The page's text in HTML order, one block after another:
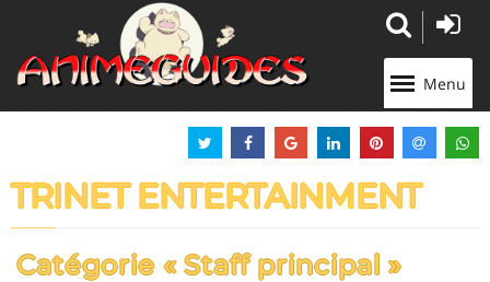
Menu
TRINET ENTERTAINMENT
Catégorie « Staff principal »
Panneau de gestion des cookies